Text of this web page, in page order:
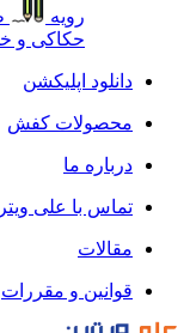
رویه
حکاکی و
دانلود اپلیکشن
محصولات کفش
درباره ما
تماس با علی
مقالات
قوانین و مقررات